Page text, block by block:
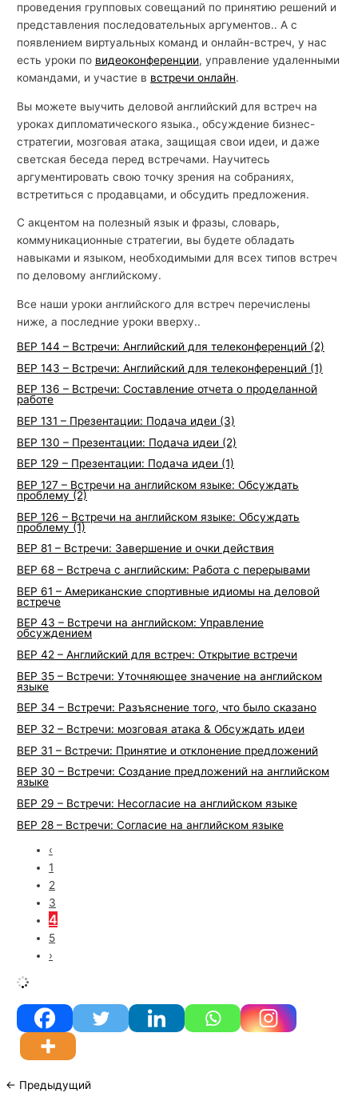
проведения групповых совещаний по принятию решений и
представления последовательных аргументов.. А с
появлением виртуальных команд и онлайн-встреч, у нас
есть уроки по видеоконференции, управление удаленными
командами, и участие в встречи онлайн.
Вы можете выучить деловой английский для встреч на
уроках дипломатического языка., обсуждение бизнес-
стратегии, мозговая атака, защищая свои идеи, и даже
светская беседа перед встречами. Научитесь
аргументировать свою точку зрения на собраниях,
встретиться с продавцами, и обсудить предложения.
С акцентом на полезный язык и фразы, словарь,
коммуникационные стратегии, вы будете обладать
навыками и языком, необходимыми для всех типов встреч
по деловому английскому.
Все наши уроки английского для встреч перечислены
ниже, а последние уроки вверху..
BEP 144 – Встречи: Английский для телеконференций (2)
BEP 143 – Встречи: Английский для телеконференций (1)
BEP 136 – Встречи: Составление отчета о проделанной
работе
BEP 131 – Презентации: Подача идеи (3)
BEP 130 – Презентации: Подача идеи (2)
BEP 129 – Презентации: Подача идеи (1)
BEP 127 – Встречи на английском языке: Обсуждать
проблему (2)
BEP 126 – Встречи на английском языке: Обсуждать
проблему (1)
BEP 81 – Встречи: Завершение и очки действия
BEP 68 – Встреча с английским: Работа с перерывами
BEP 61 – Американские спортивные идиомы на деловой
встрече
BEP 43 – Встречи на английском: Управление
обсуждением
BEP 42 – Английский для встреч: Открытие встречи
BEP 35 – Встречи: Уточняющее значение на английском
языке
BEP 34 – Встречи: Разъяснение того, что было сказано
BEP 32 – Встречи: мозговая атака & Обсуждать идеи
BEP 31 – Встречи: Принятие и отклонение предложений
BEP 30 – Встречи: Создание предложений на английском
языке
BEP 29 – Встречи: Несогласие на английском языке
BEP 28 – Встречи: Согласие на английском языке
‹
1
2
3
4
5
›
← Предыдущий